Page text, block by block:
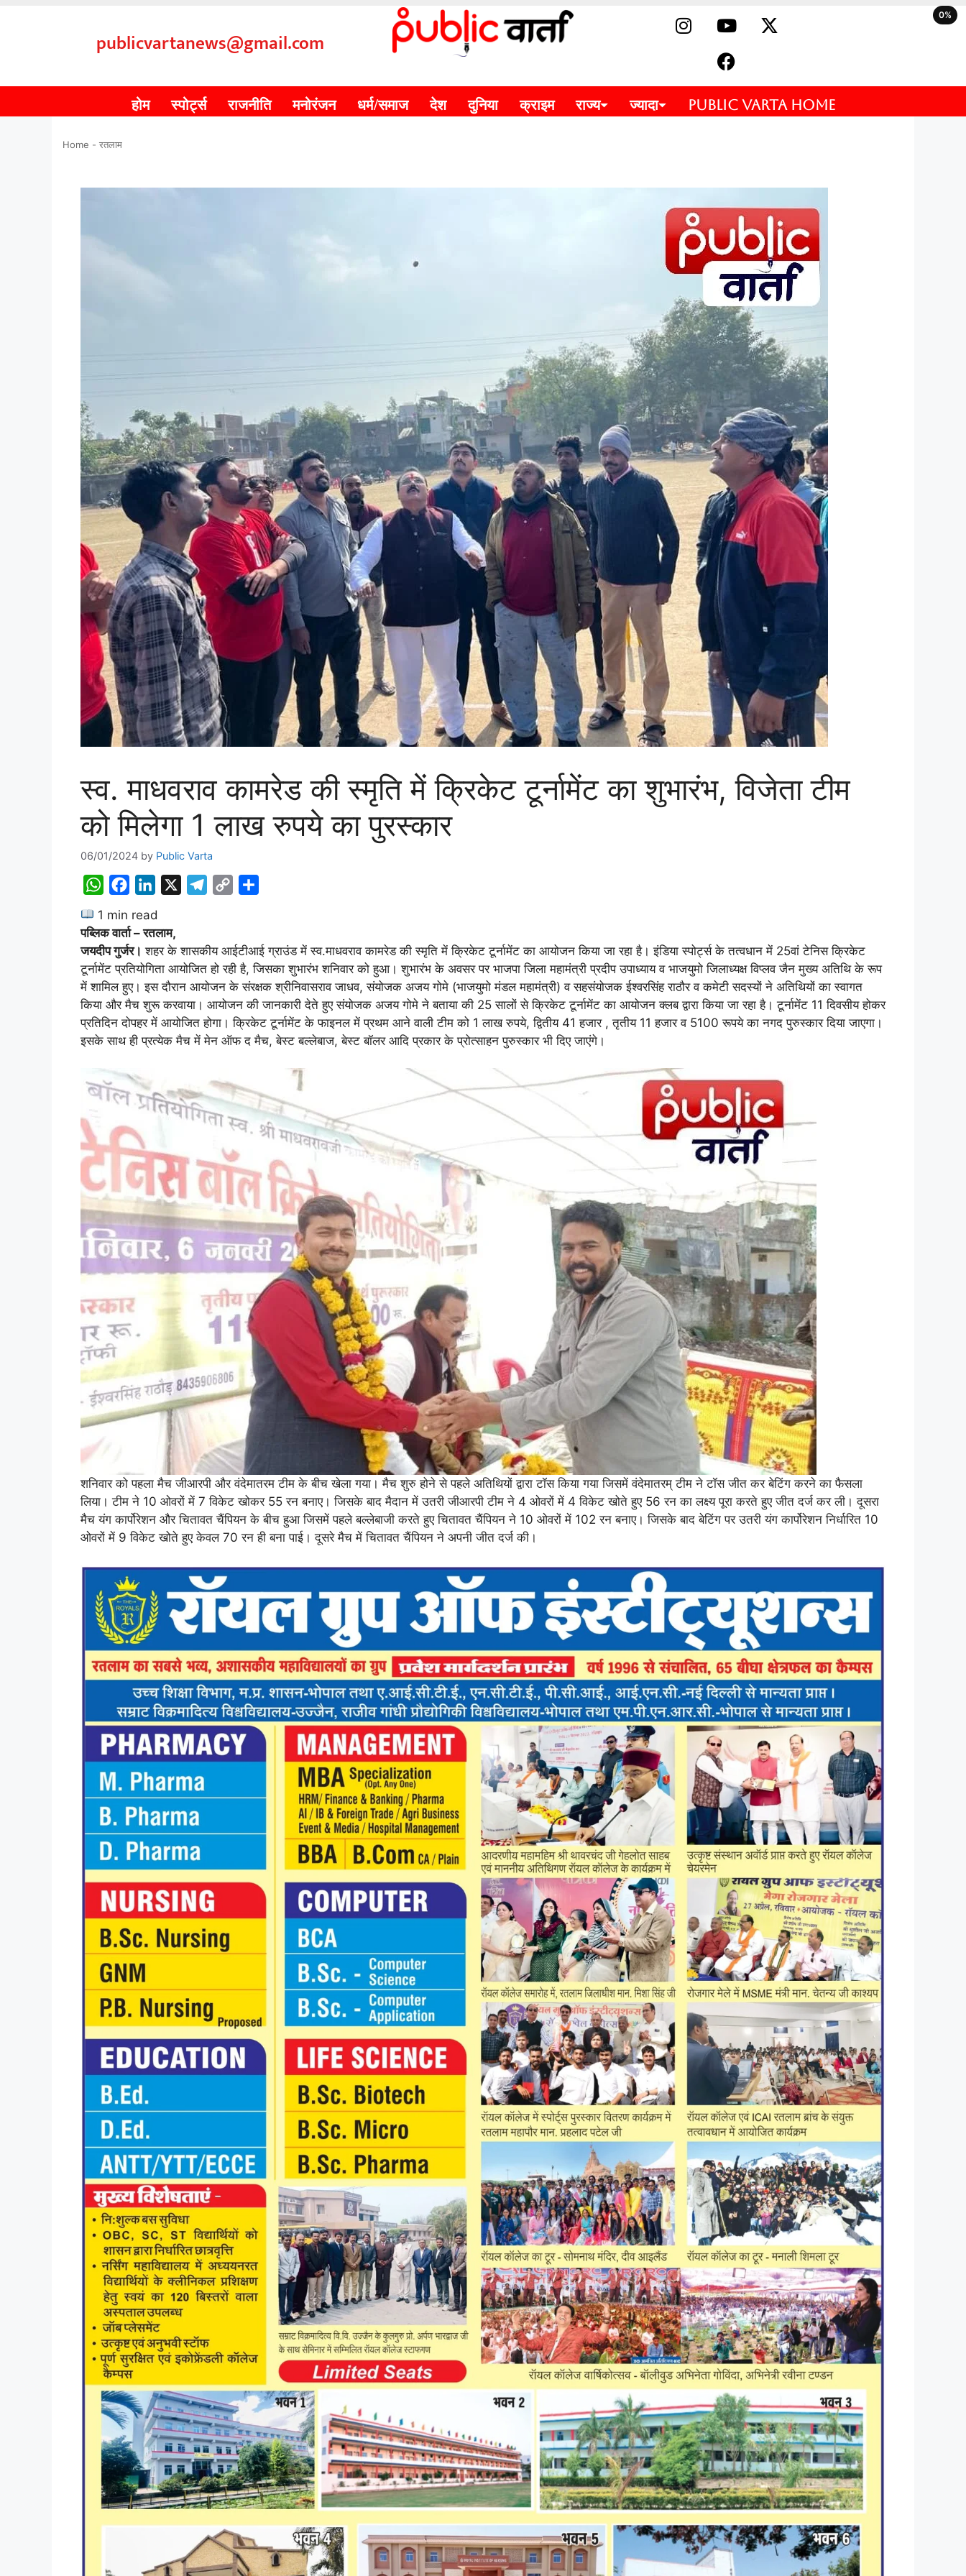
publicvartanews@gmail.com
होम स्पोर्ट्स राजनीति मनोरंजन धर्म/समाज देश दुनिया क्राइम राज्य ज्यादा PUBLIC VARTA HOME
Home - रतलाम
स्व. माधवराव कामरेड की स्मृति में क्रिकेट टूर्नामेंट का शुभारंभ, विजेता टीम
को मिलेगा 1 लाख रुपये का पुरस्कार
06/01/2024 by Public Varta
W
t
s
A
p
p
c
e
b
o
o
k
k
e
d
I
n
e
g
r
a
m
y
L
i
n
k
r
e
1 min read
पब्लिक वार्ता – रतलाम,
जयदीप गुर्जर। शहर के शासकीय आईटीआई ग्राउंड में स्व.माधवराव कामरेड की स्मृति में क्रिकेट टूर्नामेंट का आयोजन किया जा रहा है। इंडिया स्पोर्ट्स के तत्वधान में 25वां टेनिस क्रिकेट
टूर्नामेंट प्रतियोगिता आयोजित हो रही है, जिसका शुभारंभ शनिवार को हुआ। शुभारंभ के अवसर पर भाजपा जिला महामंत्री प्रदीप उपाध्याय व भाजयुमो जिलाध्यक्ष विप्लव जैन मुख्य अतिथि के रूप
में शामिल हुए। इस दौरान आयोजन के संरक्षक श्रीनिवासराव जाधव, संयोजक अजय गोमे (भाजयुमो मंडल महामंत्री) व सहसंयोजक ईश्वरसिंह राठौर व कमेटी सदस्यों ने अतिथियों का स्वागत
किया और मैच शुरू करवाया। आयोजन की जानकारी देते हुए संयोजक अजय गोमे ने बताया की 25 सालों से क्रिकेट टूर्नामेंट का आयोजन क्लब द्वारा किया जा रहा है। टूर्नामेंट 11 दिवसीय होकर
प्रतिदिन दोपहर में आयोजित होगा। क्रिकेट टूर्नामेंट के फाइनल में प्रथम आने वाली टीम को 1 लाख रुपये, द्वितीय 41 हजार , तृतीय 11 हजार व 5100 रूपये का नगद पुरुस्कार दिया जाएगा।
इसके साथ ही प्रत्येक मैच में मेन ऑफ द मैच, बेस्ट बल्लेबाज, बेस्ट बॉलर आदि प्रकार के प्रोत्साहन पुरुस्कार भी दिए जाएंगे।
शनिवार को पहला मैच जीआरपी और वंदेमातरम टीम के बीच खेला गया। मैच शुरु होने से पहले अतिथियों द्वारा टॉस किया गया जिसमें वंदेमातरम् टीम ने टॉस जीत कर बेटिंग करने का फैसला
लिया। टीम ने 10 ओवरों में 7 विकेट खोकर 55 रन बनाए। जिसके बाद मैदान में उतरी जीआरपी टीम ने 4 ओवरों में 4 विकेट खोते हुए 56 रन का लक्ष्य पूरा करते हुए जीत दर्ज कर ली। दूसरा
मैच यंग कार्पोरेशन और चितावत चैंपियन के बीच हुआ जिसमें पहले बल्लेबाजी करते हुए चितावत चैंपियन ने 10 ओवरों में 102 रन बनाए। जिसके बाद बेटिंग पर उतरी यंग कार्पोरेशन निर्धारित 10
ओवरों में 9 विकेट खोते हुए केवल 70 रन ही बना पाई। दूसरे मैच में चितावत चैंपियन ने अपनी जीत दर्ज की।
0%